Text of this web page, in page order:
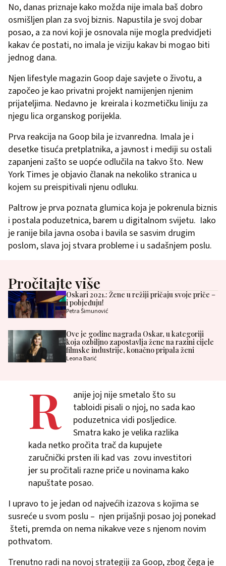
No, danas priznaje kako možda nije imala baš dobro
osmišljen plan za svoj biznis. Napustila je svoj dobar
posao, a za novi koji je osnovala nije mogla predvidjeti
kakav će postati, no imala je viziju kakav bi mogao biti
jednog dana.
Njen lifestyle magazin Goop daje savjete o životu, a
započeo je kao privatni projekt namijenjen njenim
prijateljima. Nedavno je kreirala i kozmetičku liniju za
njegu lica organskog porijekla.
Prva reakcija na Goop bila je izvanredna. Imala je i
desetke tisuća pretplatnika, a javnost i mediji su ostali
zapanjeni zašto se uopće odlučila na takvo što. New
York Times je objavio članak na nekoliko stranica u
kojem su preispitivali njenu odluku.
Paltrow je prva poznata glumica koja je pokrenula biznis
i postala poduzetnica, barem u digitalnom svijetu. Iako
je ranije bila javna osoba i bavila se sasvim drugim
poslom, slava joj stvara probleme i u sadašnjem poslu.
Pročitajte više
Oskari 2021.: Žene u režiji pričaju svoje priče –
i pobjeđuju!
Petra Šimunović
Ove je godine nagrada Oskar, u kategoriji
koja ozbiljno zapostavlja žene na razini cijele
filmske industrije, konačno pripala ženi
Leona Barić
R
anije joj nije smetalo što su
tabloidi pisali o njoj, no sada kao
poduzetnica vidi posljedice.
Smatra kako je velika razlika
kada netko pročita trač da kupujete
zaručnički prsten ili kad vas zovu investitori
jer su pročitali razne priče u novinama kako
napuštate posao.
I upravo to je jedan od najvećih izazova s kojima se
susreće u svom poslu – njen prijašnji posao joj ponekad
šteti, premda on nema nikakve veze s njenom novim
pothvatom.
Trenutno radi na novoj strategiji za Goop, zbog čega je